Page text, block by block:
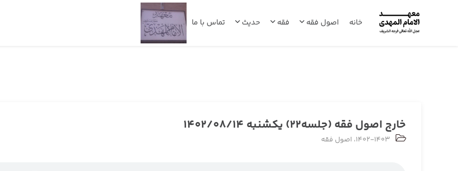
خانه اصول فقه فقه حدیث تماس با ما
خارج اصول فقه (جلسه22) یکشنبه 1402/08/14
1402-1403، اصول فقه